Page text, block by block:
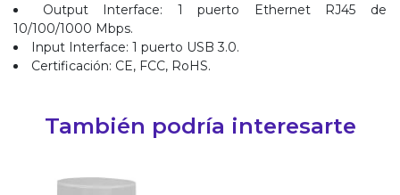
Output Interface: 1 puerto Ethernet RJ45 de
10/100/1000 Mbps.
Input Interface: 1 puerto USB 3.0.
Certificación: CE, FCC, RoHS.
También podría interesarte